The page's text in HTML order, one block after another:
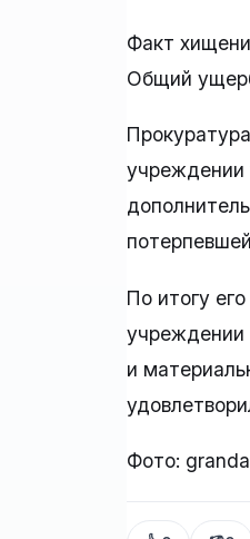
Факт
Общий
учреждении
По итогу
учреждении
и
Фото: